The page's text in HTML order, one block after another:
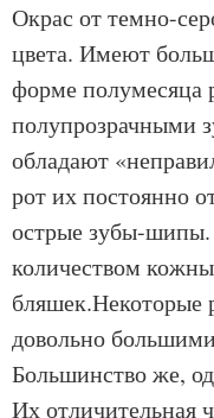
Окрас от темно-
цвета. Имеют
форме полумесяца
полупрозрачными
обладают
рот их постоянно
острые зубы-
количеством
довольно
Большинство же,
Их отличительная